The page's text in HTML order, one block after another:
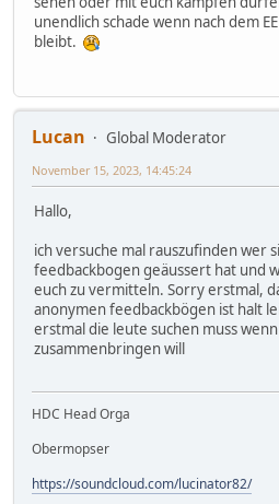
unendlich schade wenn nach dem
bleibt.
Lucan
Global Moderator
November 15, 2023, 14:45:24
Hallo,
ich versuche mal rauszufinden wer
feedbackbogen geäussert hat und
euch zu vermitteln. Sorry erstmal,
anonymen feedbackbögen ist halt
erstmal die leute suchen muss
zusammenbringen will
HDC Head Orga
Obermopser
https://soundcloud.com/lucinator82/